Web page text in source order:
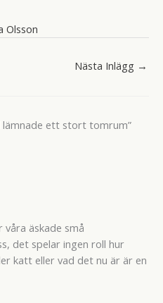
Olsson
Nästa Inlägg →
lämnade ett stort tomrum”
äskade små
det spelar ingen roll hur
katt eller vad det nu är är en